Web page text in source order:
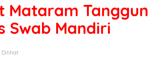
Tanggung
Biaya
Rapid
Test
Mataram
Swab Mandiri
Dilihat